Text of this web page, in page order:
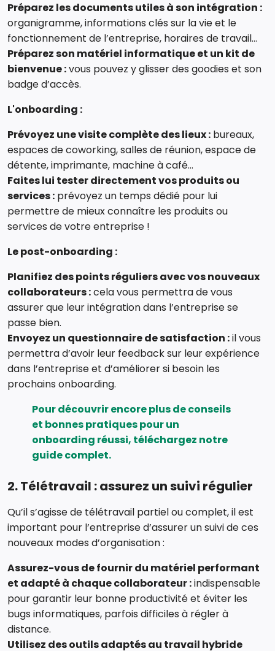
Préparez les documents utiles à son intégration :
organigramme, informations clés sur la vie et le
fonctionnement de l’entreprise, horaires de travail…
Préparez son matériel informatique et un kit de
bienvenue :vous pouvez y glisser des goodies et son
badge d’accès.
L'onboarding :
Prévoyez une visite complète des lieux : bureaux,
espaces de coworking, salles de réunion, espace de
détente, imprimante, machine à café…
Faites lui tester directement vos produits ou
services : prévoyez un temps dédié pour lui
permettre de mieux connaître les produits ou
services de votre entreprise !
Le post-onboarding :
Planifiez des points réguliers avec vos nouveaux
collaborateurs :cela vous permettra de vous
assurer que leur intégration dans l’entreprise se
passe bien.
Envoyez un questionnaire de satisfaction :il vous
permettra d’avoir leur feedback sur leur expérience
dans l’entreprise et d’améliorer si besoin les
prochains onboarding.
Pour découvrir encore plus de conseils
et bonnes pratiques pour un
onboarding réussi, téléchargez notre
guide complet.
2. Télétravail : assurez un suivi régulier
Qu’il s’agisse de télétravail partiel ou complet, il est
important pour l’entreprise d’assurer un suivi de ces
nouveaux modes d’organisation :
Assurez-vous de fournir du matériel performant
et adapté à chaque collaborateur :indispensable
pour garantir leur bonne productivité et éviter les
bugs informatiques, parfois difficiles à régler à
distance.
Utilisez des outils adaptés au travail hybride